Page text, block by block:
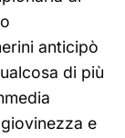
anticipò
di più
e